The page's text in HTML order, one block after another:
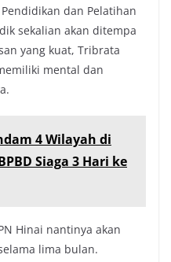
dan Pelatihan
sekalian akan ditempa
yang kuat, Tribrata
mental dan
4 Wilayah di
Siaga 3 Hari ke
Hinai nantinya akan
lima bulan.